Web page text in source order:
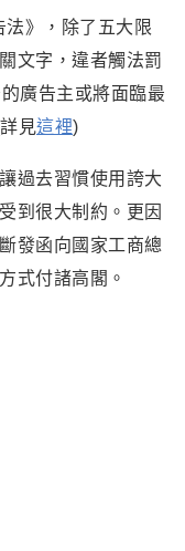
》，除了五大限
文字，違者觸法罰
廣告主或將面臨最
見這裡)
讓過去習慣使用誇大
到很大制約 。更因
發函向 國家工商總
式付諸高閣 。